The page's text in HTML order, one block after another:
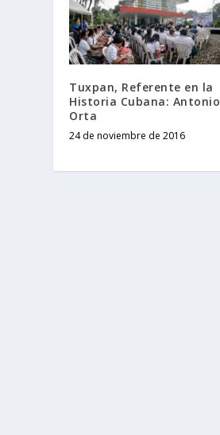
Tuxpan, Referente en la
Historia Cubana: Antonio
Orta
24 de noviembre de 2016